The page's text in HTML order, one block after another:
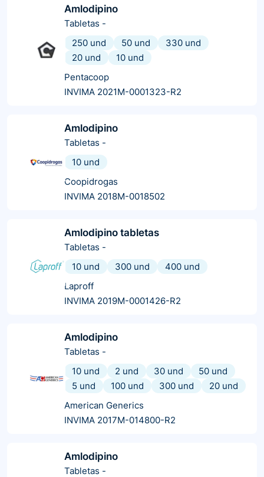
Amlodipino
Tabletas -
250 und
50 und
330 und
20 und
10 und
Pentacoop
INVIMA 2021M-0001323-R2
Amlodipino
Tabletas -
10 und
Coopidrogas
INVIMA 2018M-0018502
Amlodipino tabletas
Tabletas -
10 und
300 und
400 und
Laproff
INVIMA 2019M-0001426-R2
Amlodipino
Tabletas -
10 und
2 und 30 und
50 und
5 und
100 und 300 und
20 und
American Generics
INVIMA 2017M-014800-R2
Amlodipino
Tabletas -